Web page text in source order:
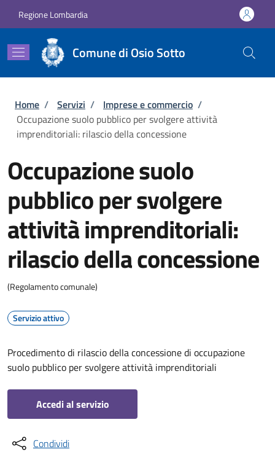
Regione Lombardia
Comune di Osio Sotto
Briciole di pane
Home / Servizi / Imprese e commercio /
Occupazione suolo pubblico per svolgere attività
imprenditoriali: rilascio della concessione
Occupazione suolo
pubblico per svolgere
attività imprenditoriali:
rilascio della concessione
(Regolamento comunale)
Servizio attivo
Procedimento di rilascio della concessione di occupazione
suolo pubblico per svolgere attività imprenditoriali
Accedi al servizio
Condividi